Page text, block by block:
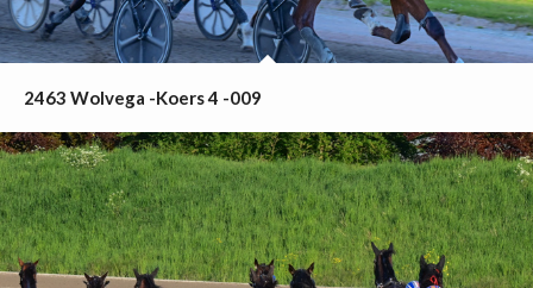
2463 Wolvega -Koers 4 -009